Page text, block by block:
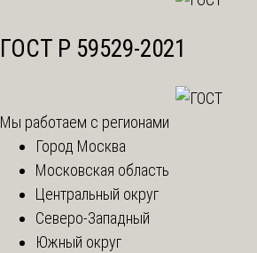
ГОСТ Р 59529-2021
Мы работаем с регионами
Город Москва
Московская область
Центральный округ
Северо-Западный
Южный округ